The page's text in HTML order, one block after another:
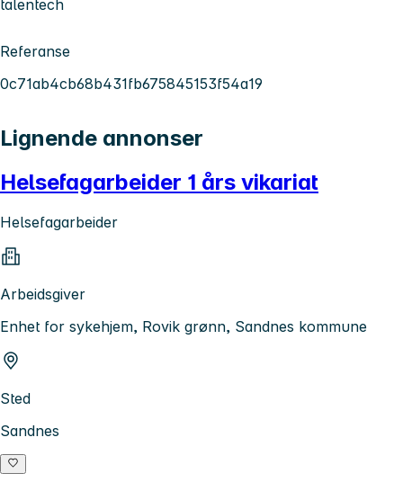
talentech
Referanse
0c71ab4cb68b431fb675845153f54a19
Lignende annonser
Helsefagarbeider 1 års vikariat
Helsefagarbeider
Arbeidsgiver
Enhet for sykehjem, Rovik grønn, Sandnes kommune
Sted
Sandnes